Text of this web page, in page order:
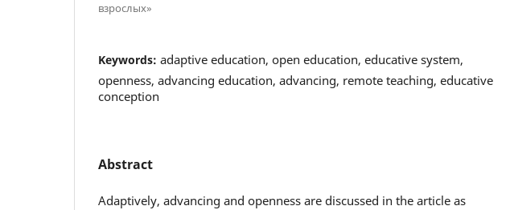
взрослых»
Keywords: adaptive education, open education, educative system,
openness, advancing education, advancing, remote teaching, educative
conception
Abstract
Adaptively, advancing and openness are discussed in the article as